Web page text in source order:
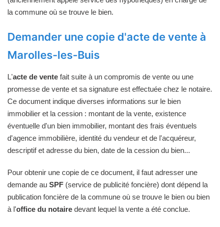
la commune où se trouve le bien.
Demander une copie d'acte de vente à
Marolles-les-Buis
L'acte de vente fait suite à un compromis de vente ou une
promesse de vente et sa signature est effectuée chez le notaire.
Ce document indique diverses informations sur le bien
immobilier et la cession : montant de la vente, existence
éventuelle d'un bien immobilier, montant des frais éventuels
d'agence immobilière, identité du vendeur et de l'acquéreur,
descriptif et adresse du bien, date de la cession du bien...
Pour obtenir une copie de ce document, il faut adresser une
demande au SPF (service de publicité foncière) dont dépend la
publication foncière de la commune où se trouve le bien ou bien
à l'office du notaire devant lequel la vente a été conclue.